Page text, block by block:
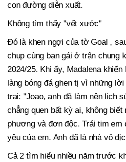
con đường diễn xuất.
Không tìm thấy "vết xước"
Đó là khen ngợi của tờ Goal ,
chụp cùng bạn gái ở trận chung
2024/25. Khi ấy, Madalena
làng bóng đá ghen tị vì những
trai: "Joao, anh đã làm nên lịch
chẳng quen bất kỳ ai, không biết
phương và đơn độc. Trái tim em
yêu của em. Anh đã là nhà vô
Cả 2 tìm hiểu nhiều năm trước